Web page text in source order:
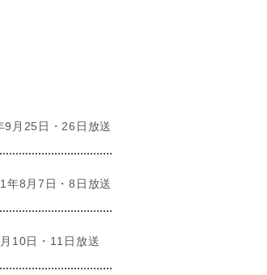
9月25日・26日放送
年8月7日・8日放送
10日・11日放送